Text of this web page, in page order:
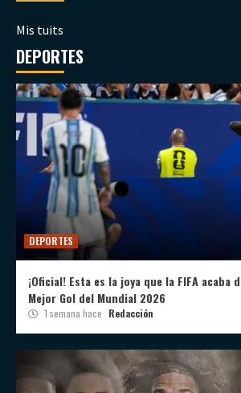
Mis tuits
DEPORTES
DEPORTES
¡Oficial! Esta es la joya que la FIFA acaba
Mejor Gol del Mundial 2026
1 semana hace Redacción